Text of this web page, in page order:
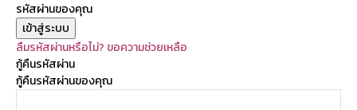
รหัสผ่านของคุณ
ลืมรหัสผ่านหรือไม่? ขอความช่วยเหลือ
กู้คืนรหัสผ่าน
กู้คืนรหัสผ่านของคุณ